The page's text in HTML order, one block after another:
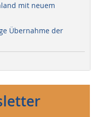
mit neuem
Übernahme der